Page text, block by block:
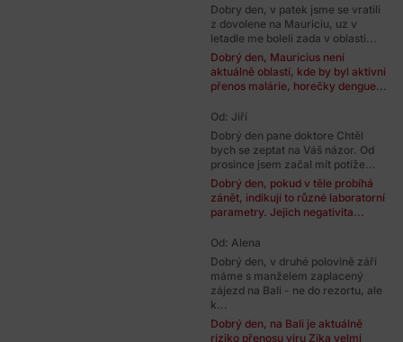
Dobry den, v patek jsme se vratili
z dovolene na Mauriciu, uz v
letadle me boleli zada v oblasti...
Dobrý den, Mauricius není
aktuálně oblastí, kde by byl aktivní
přenos malárie, horečky dengue...
Od: Jiří
Dobrý den pane doktore Chtěl
bych se zeptat na Váš názor. Od
prosince jsem začal mít potíže...
Dobrý den, pokud v těle probíhá
zánět, indikují to různé laboratorní
parametry. Jejich negativita...
Od: Alena
Dobrý den, v druhé polovině září
máme s manželem zaplacený
zájezd na Bali - ne do rezortu, ale
k...
Dobrý den, na Bali je aktuálně
riziko přenosu viru Zika velmi